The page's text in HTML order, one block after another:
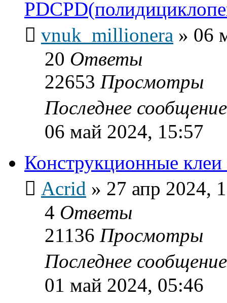
vnuk_millionera » 06
20 Ответы
22653 Просмотры
Последнее
06 май 2024, 15:57
Конструкционные
Acrid » 27 апр 2024,
4 Ответы
21136 Просмотры
Последнее
01 май 2024, 05:46